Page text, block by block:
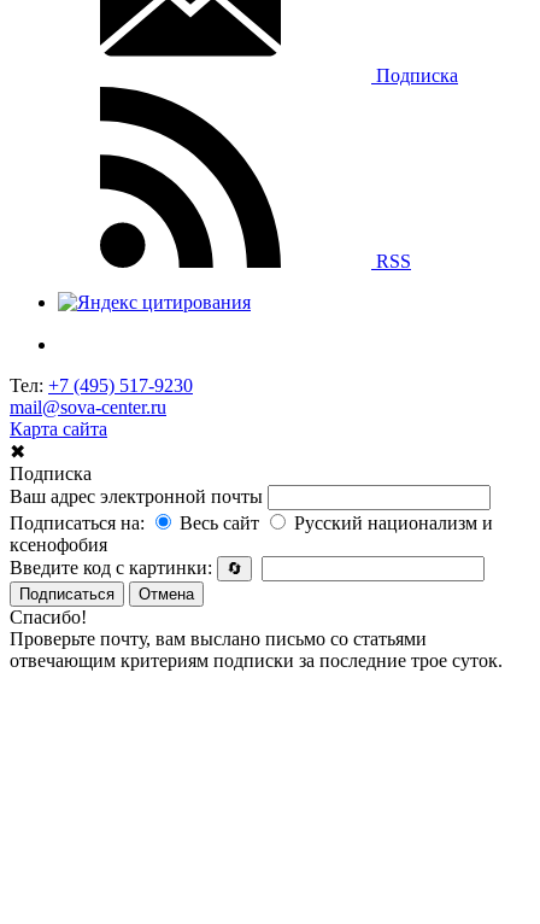
Подписка
RSS
Тел: +7 (495) 517-9230
mail@sova-center.ru
Карта сайта
✖
Подписка
Ваш адрес электронной почты
Подписаться на:
Весь сайт
Русский национализм и
ксенофобия
Введите код с картинки:
🔄
Подписаться
Отмена
Спасибо!
Проверьте почту, вам выслано письмо со статьями
отвечающим критериям подписки за последние трое суток.